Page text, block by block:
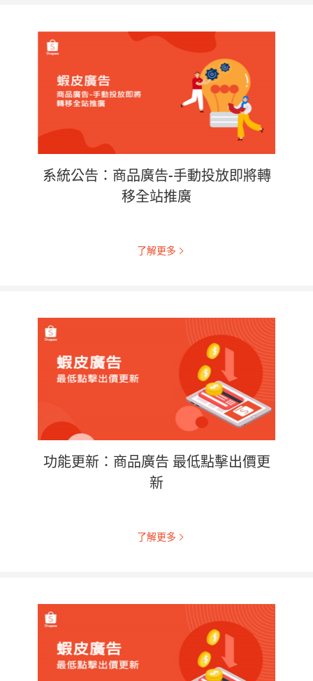
系統公告：商品廣告-手動投放即將轉
移全站推廣
了解更多
功能更新：商品廣告 最低點擊出價更
新
了解更多